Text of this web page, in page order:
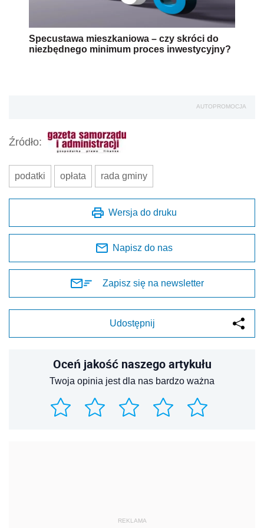
Specustawa mieszkaniowa – czy skróci do
niezbędnego minimum proces inwestycyjny?
AUTOPROMOCJA
Źródło:
podatki opłata rada gminy
Wersja do druku
Napisz do nas
Zapisz się na newsletter
Udostępnij
Oceń jakość naszego artykułu
Twoja opinia jest dla nas bardzo ważna
REKLAMA